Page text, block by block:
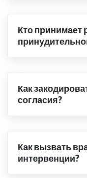
Кто принимает
Как
согласия?
Как вызвать
интервенции?